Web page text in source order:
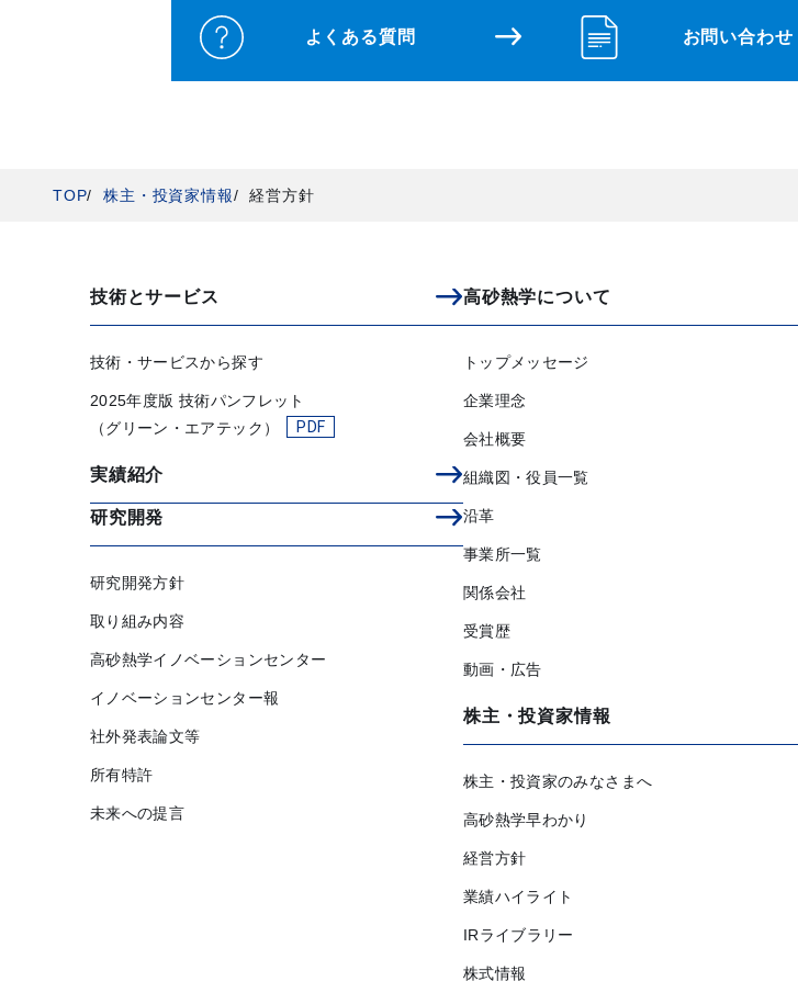
よくある質問 お問い合わせ
TOP 株主・投資家情報 経営方針
技術とサービス
技術・サービスから探す
2025年度版 技術パンフレット
（グリーン・エアテック）
実績紹介
研究開発
研究開発方針
取り組み内容
高砂熱学イノベーションセンター
イノベーションセンター報
社外発表論文等
所有特許
未来への提言
高砂熱学について
トップメッセージ
企業理念
会社概要
組織図・役員一覧
沿革
事業所一覧
関係会社
受賞歴
動画・広告
株主・投資家情報
株主・投資家のみなさまへ
高砂熱学早わかり
経営方針
業績ハイライト
IRライブラリー
株式情報